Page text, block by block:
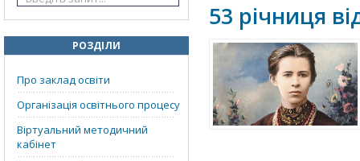
РОЗДІЛИ
Про заклад освіти
Організація освітнього процесу
Віртуальний методичний
кабінет
53 річниця